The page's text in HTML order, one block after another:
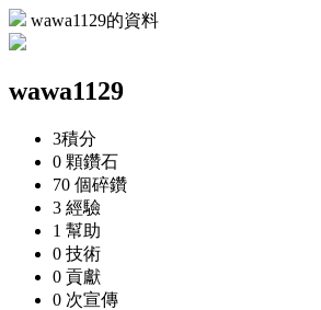
wawa1129的資料
wawa1129
3積分
0 顆鑽石
70 個碎鑽
3 經驗
1 幫助
0 技術
0 貢獻
0 次宣傳